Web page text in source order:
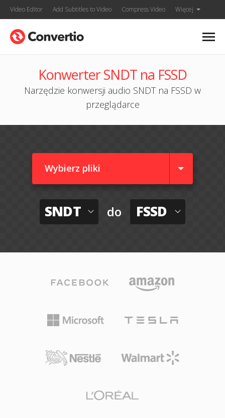
Video Editor Add Subtitles to Video Compress Video Więcej
Konwerter SNDT na FSSD
Narzędzie konwersji audio SNDT na FSSD w
przeglądarce
Wybierz pliki
SNDT do FSSD